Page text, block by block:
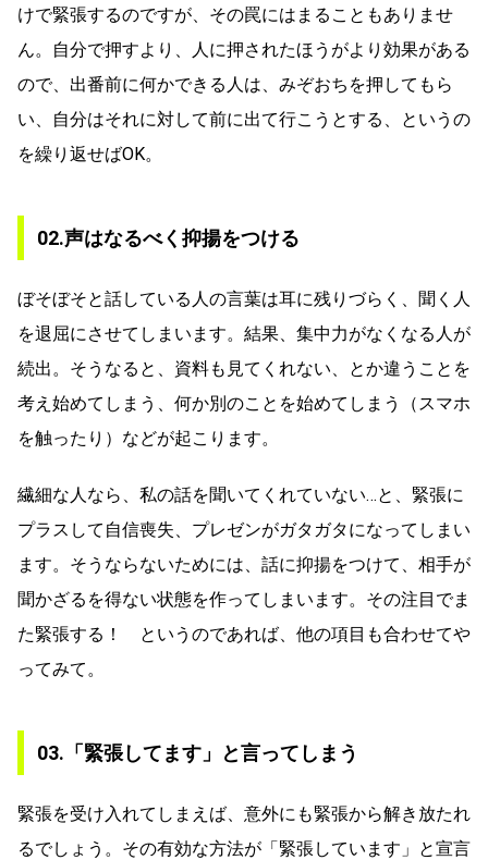
けで緊張するのですが、その罠にはまることもありませ
ん。自分で押すより、人に押されたほうがより効果がある
ので、出番前に何かできる人は、みぞおちを押してもら
い、自分はそれに対して前に出て行こうとする、というの
を繰り返せばOK。
02.声はなるべく抑揚をつける
ぼそぼそと話している人の言葉は耳に残りづらく、聞く人
を退屈にさせてしまいます。結果、集中力がなくなる人が
続出。そうなると、資料も見てくれない、とか違うことを
考え始めてしまう、何か別のことを始めてしまう（スマホ
を触ったり）などが起こります。
繊細な人なら、私の話を聞いてくれていない…と、緊張に
プラスして自信喪失、プレゼンがガタガタになってしまい
ます。そうならないためには、話に抑揚をつけて、相手が
聞かざるを得ない状態を作ってしまいます。その注目でま
た緊張する！ というのであれば、他の項目も合わせてや
ってみて。
03.「緊張してます」と言ってしまう
緊張を受け入れてしまえば、意外にも緊張から解き放たれ
るでしょう。その有効な方法が「緊張しています」と宣言